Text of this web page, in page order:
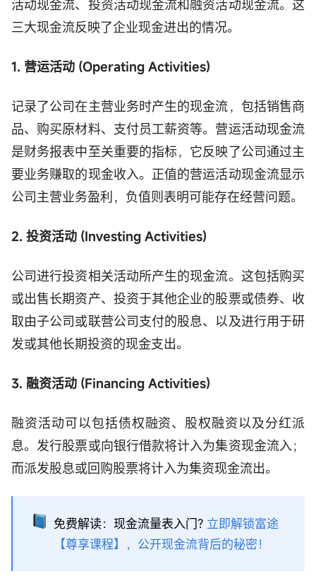
活动现金流、投资活动现金流和融资活动现金流。这
三大现金流反映了企业现金进出的情况。
1. 营运活动 (Operating Activities)
记录了公司在主营业务时产生的现金流，包括销售商
品、购买原材料、支付员工薪资等。营运活动现金流
是财务报表中至关重要的指标，它反映了公司通过主
要业务赚取的现金收入。正值的营运活动现金流显示
公司主营业务盈利，负值则表明可能存在经营问题。
2. 投资活动 (Investing Activities)
公司进行投资相关活动所产生的现金流。这包括购买
或出售长期资产、投资于其他企业的股票或债券、收
取由子公司或联营公司支付的股息、以及进行用于研
发或其他长期投资的现金支出。
3. 融资活动 (Financing Activities)
融资活动可以包括债权融资、股权融资以及分红派
息。发行股票或向银行借款将计入为集资现金流入；
而派发股息或回购股票将计入为集资现金流出。
免费解读：现金流量表入门? 立即解锁富途
【尊享课程】，公开现金流背后的秘密！